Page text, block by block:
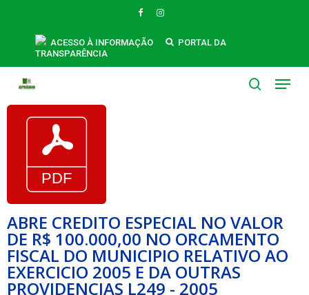
FACEBOOKINSTAGRAM
ACESSO À INFORMAÇÃO
PORTAL DA
TRANSPARÊNCIA
Menu
ABRE CREDITO ESPECIAL NO VALOR
DE R$ 100.000,00 NO ORCAMENTO
FISCAL DO MUNICIPIO RELATIVO AO
EXERCICIO 2005 E DA OUTRAS
PROVIDENCIAS L249 - 2005